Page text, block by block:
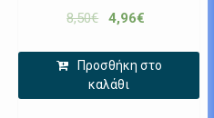
8,50€ 4,96€
Προσθήκη στο
καλάθι